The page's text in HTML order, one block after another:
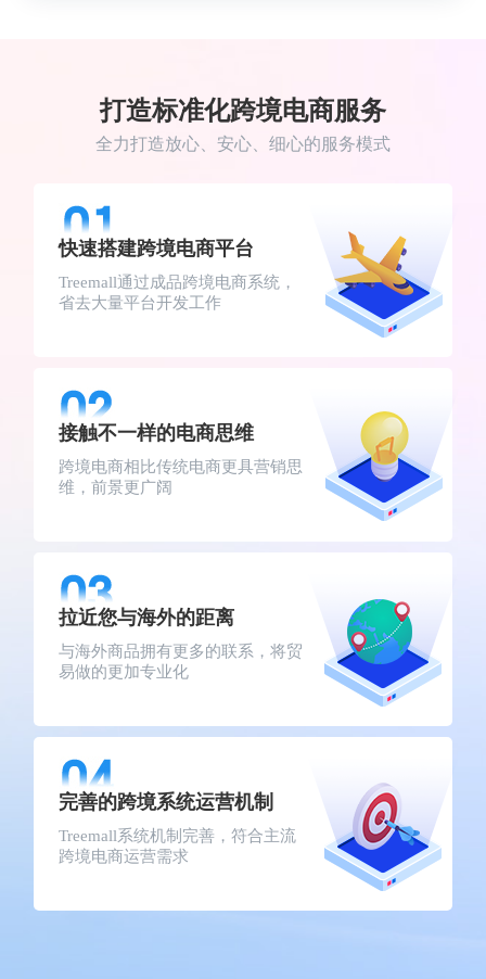
打造标准化跨境电商服务
全力打造放心、安心、细心的服务模式
快速搭建跨境电商平台
Treemall通过成品跨境电商系统，
省去大量平台开发工作
接触不一样的电商思维
跨境电商相比传统电商更具营销思
维，前景更广阔
拉近您与海外的距离
与海外商品拥有更多的联系，将贸
易做的更加专业化
完善的跨境系统运营机制
Treemall系统机制完善，符合主流
跨境电商运营需求